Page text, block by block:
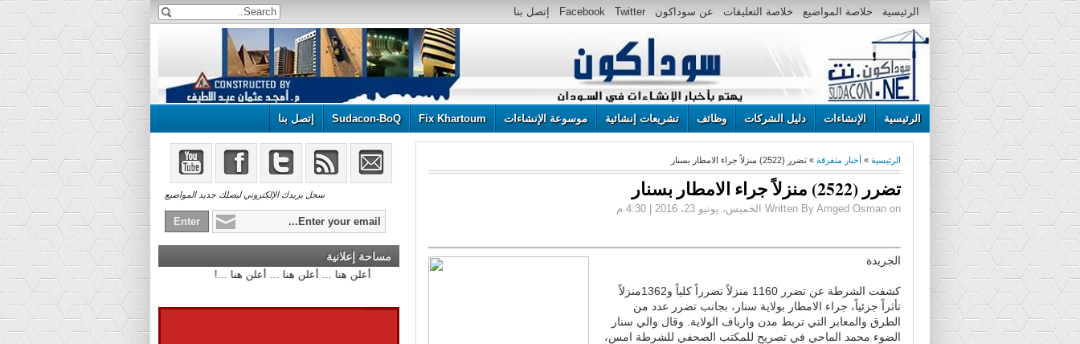
الرئيسية خلاصة المواضيع خلاصة التعليقات عن سوداكون Twitter
Facebook إتصل بنا
الرئيسية الإنشاءات دليل الشركات وظائف تشريعات إنشائية موسوعة الإنشاءات Fix Khartoum
Sudacon-BoQ إتصل بنا
الرئيسية » أخبار متفرقة » تضرر (2522) منزلاً جراء الامطار بسنار
تضرر (2522) منزلاً جراء الامطار بسنار
Written By Amged Osman on الخميس، يونيو 23، 2016 | 4:30 م
الجريدة
كشفت الشرطة عن تضرر 1160 منزلاً تضرراً كلياً و1362منزلاً
تأثراً جزئياً، جراء الامطار بولاية سنار، بجانب تضرر عدد من
الطرق والمعابر التي تربط مدن وارياف الولاية. وقال والي سنار
الضوء محمد الماحي في تصريح للمكتب الصحفي للشرطة امس،
سجل بريدك الإلكتروني ليصلك جديد المواضيع
مساحة إعلانية
أعلن هنا ... أعلن هنا ... أعلن هنا ...!